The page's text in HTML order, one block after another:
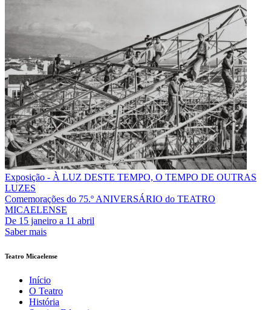
Exposição - À LUZ DESTE TEMPO, O TEMPO DE OUTRAS
LUZES
Comemorações do 75.º ANIVERSÁRIO do TEATRO
MICAELENSE
De 15 janeiro a 11 abril
Saber mais
Teatro Micaelense
Início
O Teatro
História